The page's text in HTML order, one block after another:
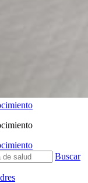
Buscar